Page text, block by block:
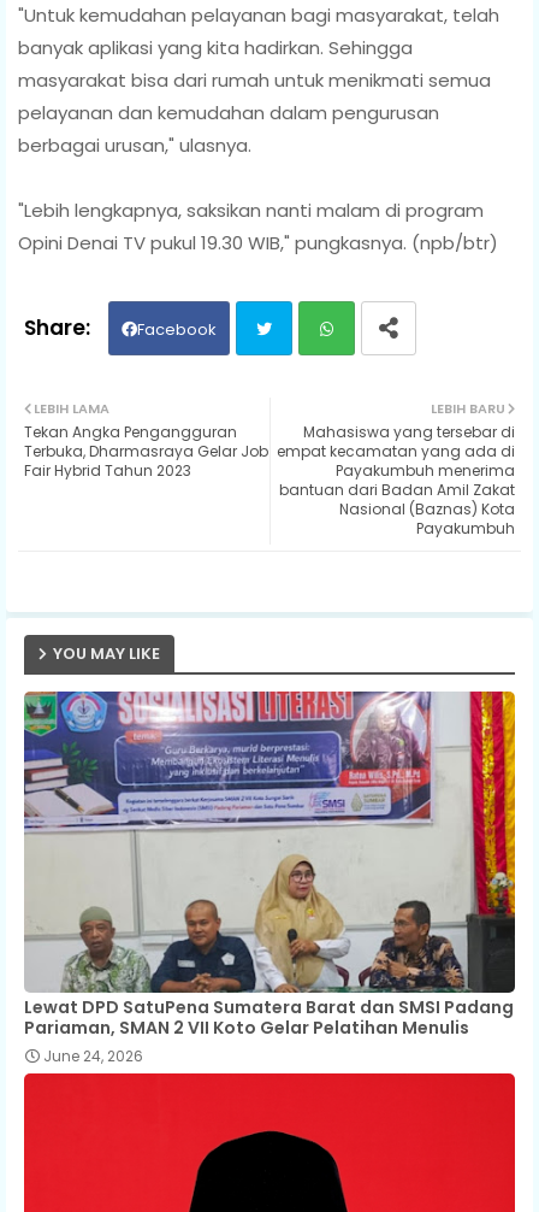
"Untuk kemudahan pelayanan bagi masyarakat, telah
banyak aplikasi yang kita hadirkan. Sehingga
masyarakat bisa dari rumah untuk menikmati semua
pelayanan dan kemudahan dalam pengurusan
berbagai urusan," ulasnya.
"Lebih lengkapnya, saksikan nanti malam di program
Opini Denai TV pukul 19.30 WIB," pungkasnya. (npb/btr)
Facebook
ats
ap
LEBIH BARU
Mahasiswa yang tersebar di
empat kecamatan yang ada di
Payakumbuh menerima
bantuan dari Badan Amil Zakat
Nasional (Baznas) Kota
Payakumbuh
LEBIH LAMA
Tekan Angka Pengangguran
Terbuka, Dharmasraya Gelar Job
Fair Hybrid Tahun 2023
YOU MAY LIKE
Lewat DPD SatuPena Sumatera Barat dan SMSI Padang
Pariaman, SMAN 2 VII Koto Gelar Pelatihan Menulis
June 24, 2026